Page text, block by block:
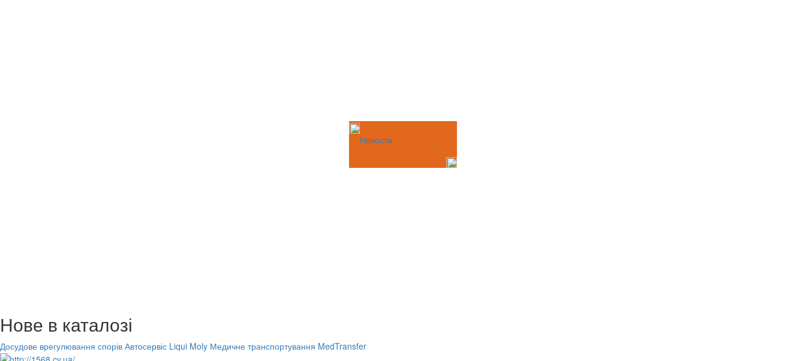
Новости
Нове в каталозі
Досудове врегулювання спорів Автосервіс Liqui Moly Медичне транспортування MedTransfer